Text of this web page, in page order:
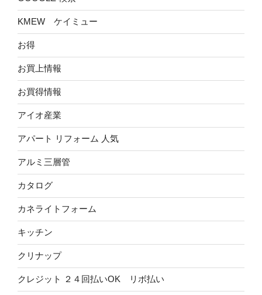
KMEW ケイミュー
お得
お買上情報
お買得情報
アイオ産業
アパート リフォーム 人気
アルミ三層管
カタログ
カネライトフォーム
キッチン
クリナップ
クレジット ２４回払いOK リボ払い